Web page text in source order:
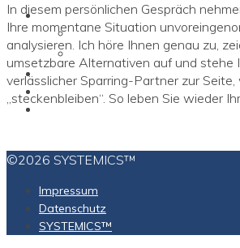
Unser Team
Gründer
Trainer
Kontakt
In diesem persönlichen Gespräch
Ihre momentane Situation
analysieren. Ich höre Ihnen genau zu,
umsetzbare Alternativen auf und stehe
verlässlicher Sparring-Partner zur
„steckenbleiben“. So leben Sie wieder
©2026 SYSTEMICS™
Impressum
Datenschutz
SYSTEMICS™